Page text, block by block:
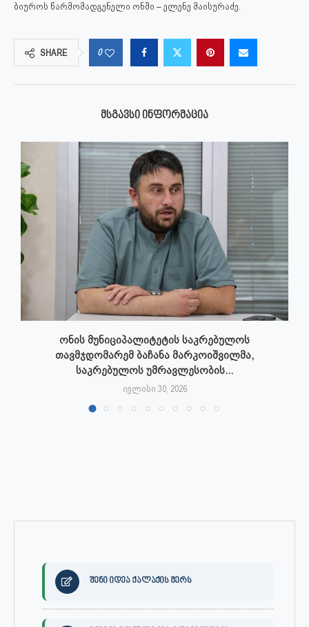
ბიუროს წარმომადგენელი ონში – ელენე მაისურაძე.
SHARE 0
ᲛᲡᲒᲐᲕᲡᲘ ᲘᲜᲤᲝᲠᲛᲐᲪᲘᲐ
ონის მუნიციპალიტეტის საკრებულოს
თავმჯდომარემ ბაჩანა მარკოიშვილმა,
საკრებულოს უმრავლესობის...
ივლისი 30, 2026
შენი იდეა ქალაქის მერს